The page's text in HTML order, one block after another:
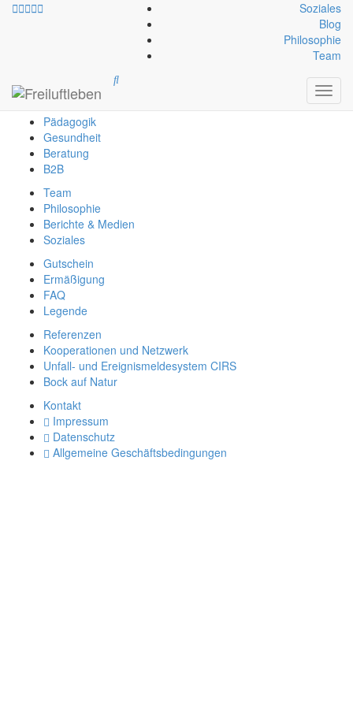
Soziales
Blog
Philosophie
Team
info@freiluftleben.at +43 664 64 664 23
Freiluftleben
Pädagogik
Gesundheit
Beratung
B2B
Team
Philosophie
Berichte & Medien
Soziales
Gutschein
Ermäßigung
FAQ
Legende
Referenzen
Kooperationen und Netzwerk
Unfall- und Ereignismeldesystem CIRS
Bock auf Natur
Kontakt
Impressum
Datenschutz
Allgemeine Geschäftsbedingungen